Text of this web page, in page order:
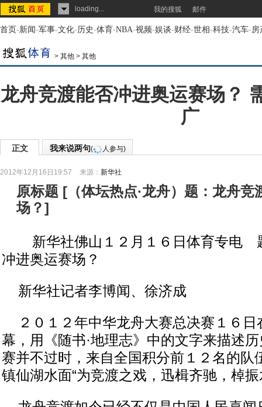
loading... 我的搜狐 邮件
首页-新闻-军事-文化-历史-体育-NBA-视频-娱谈-财经-世相-科技-汽车-房
> 其他 > 其他
龙舟竞渡能否冲进奥运赛场？
广
正文 我来说两句( 人参与)
2012年12月16日19:57 来源： 新华社
原标题 [ （体坛热点·龙舟）题：龙舟
场？]
新华社佛山１２月１６日体育专电
冲进奥运赛场？
新华社记者李博闻、徐济成
２０１２年中华龙舟大赛总决赛１６日
幕，用《随书·地理志》中的文字来描述
赛并不过时，来自全国积分前１２名的队
镇仙湖水面“为竞渡之戏，迅楫齐驰，棹